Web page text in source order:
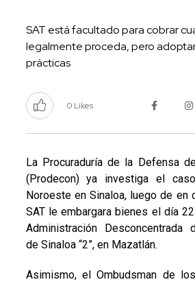
SAT está facultado para cobrar
legalmente proceda, pero
prácticas
0 Likes
La Procuraduría de la Defensa
(Prodecon) ya investiga el
Noroeste en Sinaloa, luego de en
SAT le embargara bienes el día
Administración Desconcentrada
de Sinaloa “2”, en Mazatlán.
Asimismo, el Ombudsman de